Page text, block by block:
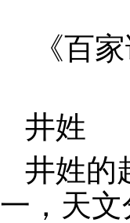
《百
井姓
井姓的
一，天